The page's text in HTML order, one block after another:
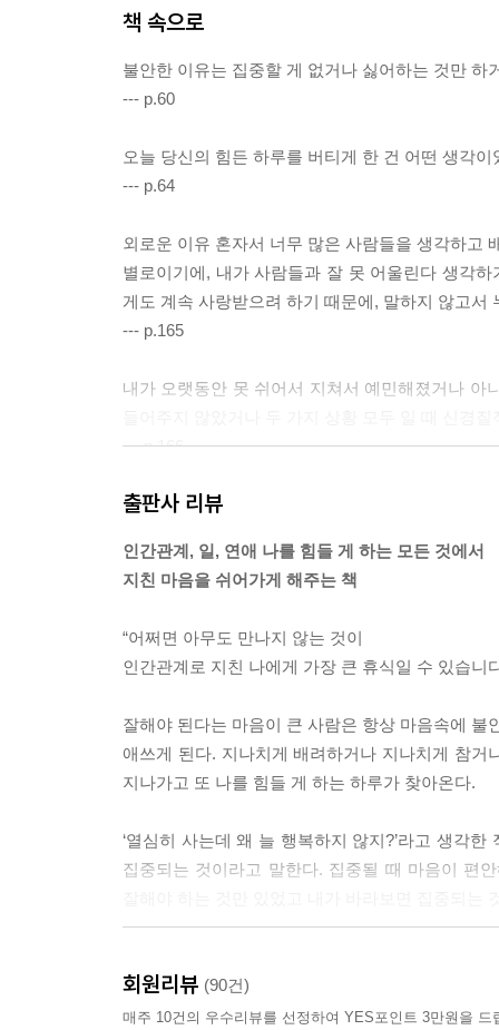
1988년 7월 17일 내가 태어났다
생일
사람들과 잘 못 어울리는 이유
선택을 잘 못하는 사람의 특징
무기력해졌다면
버티지 않고 도망치는 당신
생각이 많은 당신에게
생각을 정리하는 방법
혼자
말리지 말아주세요
말의 의도
어떻게 살까
책 속으로
불안한 이유는 집중할 게 없거나 싫어하는 것만
--- p.60
오늘 당신의 힘든 하루를 버티게 한 건 어떤 생각이
--- p.64
외로운 이유 혼자서 너무 많은 사람들을 생각하고
별로이기에, 내가 사람들과 잘 못 어울린다 생각
게도 계속 사랑받으려 하기 때문에, 말하지 않고
--- p.165
내가 오랫동안 못 쉬어서 지쳐서 예민해졌거나
--- p.166
어쩌면 아무도 만나지 않는 것이 인간관계로 지친
어린아이였을 때부터 어른처럼 스스로 많은 것을
물이 날지 모릅니다.
“너답게 편하게 있어도 돼”
당신은 지금 정말 힘든 이 순간을 포기하지 않고
리고 당신은 당신이 생각하는 것보다 훨씬 강하다
말을 아끼는 것이 가장 좋다. 우리가 하는 후회 중
--- p.96
출판사 리뷰
인간관계, 일, 연애 나를 힘들 게 하는 모든 것에서
지친 마음을 쉬어가게 해주는 책
“어쩌면 아무도 만나지 않는 것이
인간관계로 지친 나에게 가장 큰 휴식일 수 있습니
잘해야 된다는 마음이 큰 사람은 항상 마음속에
애쓰게 된다. 지나치게 배려하거나 지나치게 참
지나가고 또 나를 힘들 게 하는 하루가 찾아온다.
‘열심히 사는데 왜 늘 행복하지 않지?’라고 생각
집중되는 것이라고 말한다. 집중될 때 마음이 편
자책하여 아무것도 하기 싫어하는 사람으로 만드
무엇인지 알아가고 찾아갈 때 행복할 수 있다는 걸
회원리뷰 (90건)
매주 10건의 우수리뷰를 선정하여 YES포인트 3만원을 드